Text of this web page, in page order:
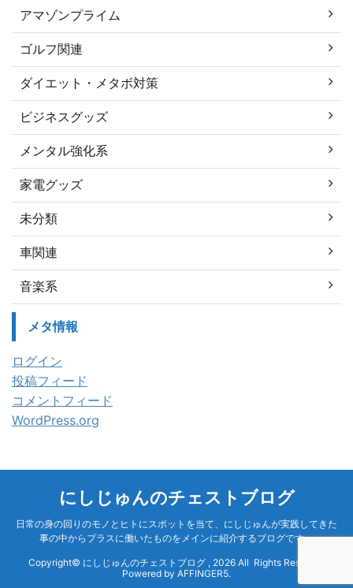
アマゾンプライム
ゴルフ関連
ダイエット・メタボ対策
ビジネスグッズ
メンタル強化系
家電グッズ
未分類
車関連
音楽系
メタ情報
ログイン
投稿フィード
コメントフィード
WordPress.org
にしじゅんのチェストブログ
日常の身の回りのモノとヒトにスポットを当て、にしじゅんが実践してきた
事の中からプラスに働いたものをメインに紹介するブログです。
Copyright© にしじゅんのチェストブログ , 2026 All Rights Reserved
Powered by AFFINGER5.